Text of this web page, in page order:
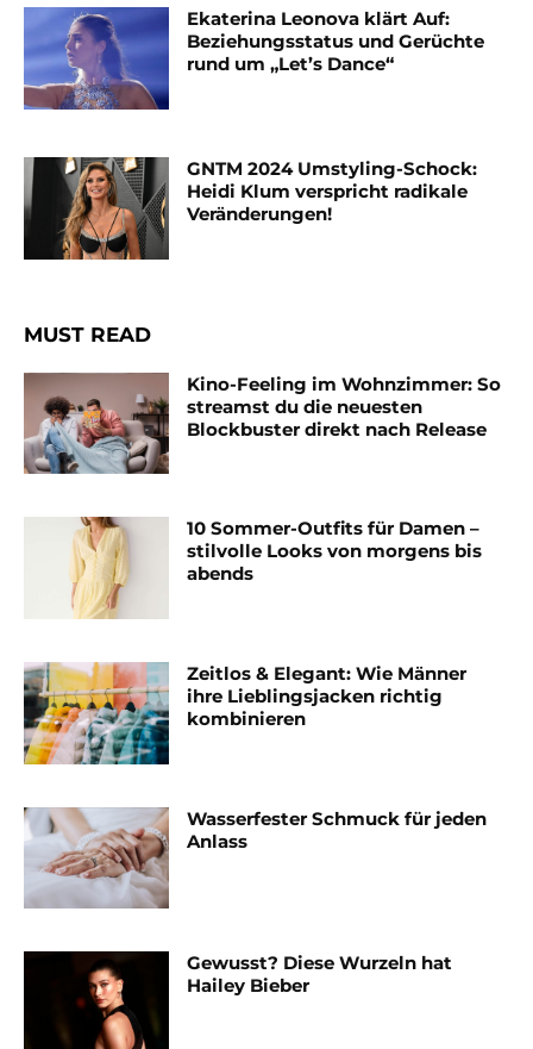
Ekaterina Leonova klärt Auf:
Beziehungsstatus und Gerüchte
rund um „Let’s Dance“
GNTM 2024 Umstyling-Schock:
Heidi Klum verspricht radikale
Veränderungen!
MUST READ
Kino-Feeling im Wohnzimmer: So
streamst du die neuesten
Blockbuster direkt nach Release
10 Sommer-Outfits für Damen –
stilvolle Looks von morgens bis
abends
Zeitlos & Elegant: Wie Männer
ihre Lieblingsjacken richtig
kombinieren
Wasserfester Schmuck für jeden
Anlass
Gewusst? Diese Wurzeln hat
Hailey Bieber